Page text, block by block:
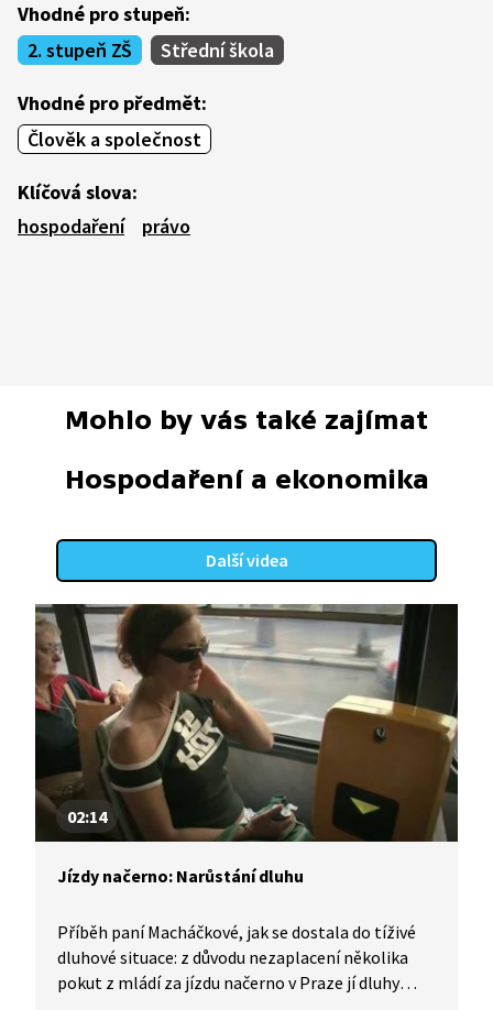
Vhodné pro stupeň:
2. stupeň ZŠ
Střední škola
Vhodné pro předmět:
Člověk a společnost
Klíčová slova:
hospodaření
právo
Mohlo by vás také zajímat
Hospodaření a ekonomika
Další videa
02:14
Jízdy načerno: Narůstání dluhu
Příběh paní Macháčkové, jak se dostala do tíživé
dluhové situace: z důvodu nezaplacení několika
pokut z mládí za jízdu načerno v Praze jí dluhy